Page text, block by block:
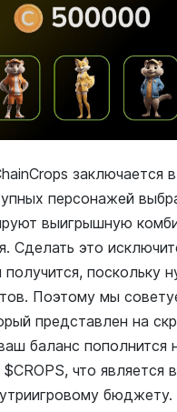
заключается
персонажей
выигрышную
Сделать это
поскольку
Поэтому мы
представлен на
баланс пополнится
что является
бюджету.